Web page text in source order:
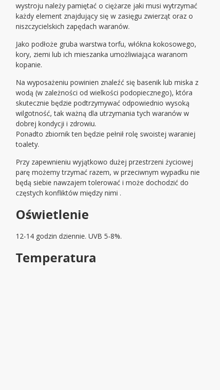
wystroju należy pamiętać o ciężarze jaki musi wytrzymać
każdy element znajdujący się w zasięgu zwierząt oraz o
niszczycielskich zapędach waranów.
Jako podłoże gruba warstwa torfu, włókna kokosowego,
kory, ziemi lub ich mieszanka umożliwiająca waranom
kopanie.
Na wyposażeniu powinien znaleźć się basenik lub miska z
wodą (w zależności od wielkości podopiecznego), która
skutecznie będzie podtrzymywać odpowiednio wysoką
wilgotność, tak ważną dla utrzymania tych waranów w
dobrej kondycji i zdrowiu.
Ponadto zbiornik ten będzie pełnił rolę swoistej waraniej
toalety.
Przy zapewnieniu wyjątkowo dużej przestrzeni życiowej
parę możemy trzymać razem, w przeciwnym wypadku nie
będą siebie nawzajem tolerować i może dochodzić do
częstych konfliktów między nimi .
Oświetlenie
12-14 godzin dziennie. UVB 5-8%.
Temperatura